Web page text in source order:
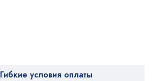
Гибкие условия оплаты